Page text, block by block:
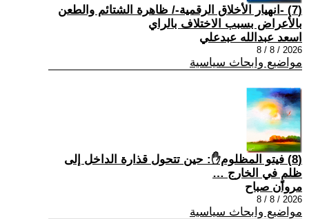
(7) -انهيار الأخلاق الرقمية-/ ظاهرة الشتائم والطعن
بالأعراض بسبب الاختلاف بالراي
اسعد عبدالله عبدعلي
2026 / 8 / 8
مواضيع وابحاث سياسية
(8) فيتو المظلوم✋: حين تتحول قذارة الداخل إلى
ظلمٍ في الخارج …
مروان صباح
2026 / 8 / 8
مواضيع وابحاث سياسية